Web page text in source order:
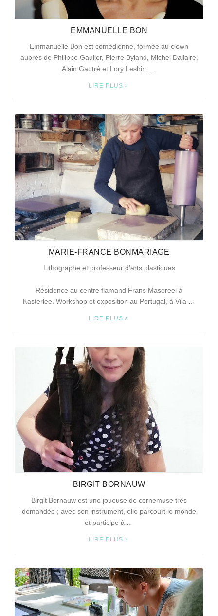
EMMANUELLE BON
Emmanuelle Bon est comédienne, formée au clown
auprès de Philippe Gaulier, Pierre Byland, Michel Dallaire,
Alain Gautré et Lory Leshin. …
LIRE PLUS
MARIE-FRANCE BONMARIAGE
Lithographe et professeur d’arts plastiques
Résidence au centre flamand Frans Masereel à
Kasterlee. Workshop et exposition au Portugal, à Vila …
LIRE PLUS
BIRGIT BORNAUW
Birgit Bornauw est une joueuse de cornemuse très
demandée ; avec son instrument, elle parcourt le monde
et participe à …
LIRE PLUS